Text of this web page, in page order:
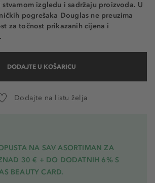
izgledu i sadržaju proizvoda. U
pogrešaka Douglas ne preuzima
za točnost prikazanih cijena i
DODAJTE U KOŠARICU
Dodajte na listu želja
NA SAV ASORTIMAN ZA
30 € + DO DODATNIH 6% S
BEAUTY CARD.